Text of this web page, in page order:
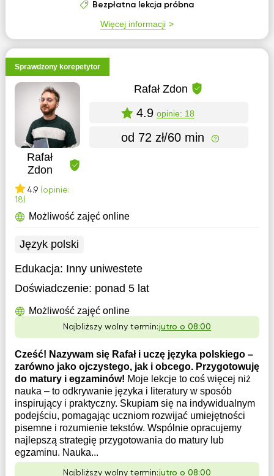
Bezpłatna lekcja próbna
Więcej informacji
Sprawdzony korepetytor
Rafał
Zdon
4.9 (opinie:
18)
Rafał Zdon
4.9 opinie: 18
od 72 zł/60 min
Możliwość zajęć online
Język polski
Edukacja: Inny uniwestete
Doświadczenie: ponad 5 lat
Możliwość zajęć online
Najbliższy wolny termin:jutro o 08:00
Cześć! Nazywam się Rafał i uczę języka polskiego –
zarówno jako ojczystego, jak i obcego. Przygotowuję
do matury i egzaminów! Moje lekcje to coś więcej niż
nauka – to odkrywanie języka i literatury w sposób
inspirujący i praktyczny. Skupiam się na indywidualnym
podejściu, pomagając uczniom rozwijać umiejętności
pisemne i rozumienie tekstów. Wspólnie opracujemy
najlepszą strategię przygotowania do matury lub
egzaminu. Nauka...
Najbliższy wolny termin:jutro o 08:00